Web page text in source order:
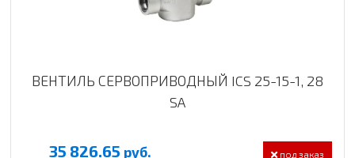
ВЕНТИЛЬ СЕРВОПРИВОДНЫЙ ICS 25-15-1, 28
SA
35 826.65 руб. под заказ